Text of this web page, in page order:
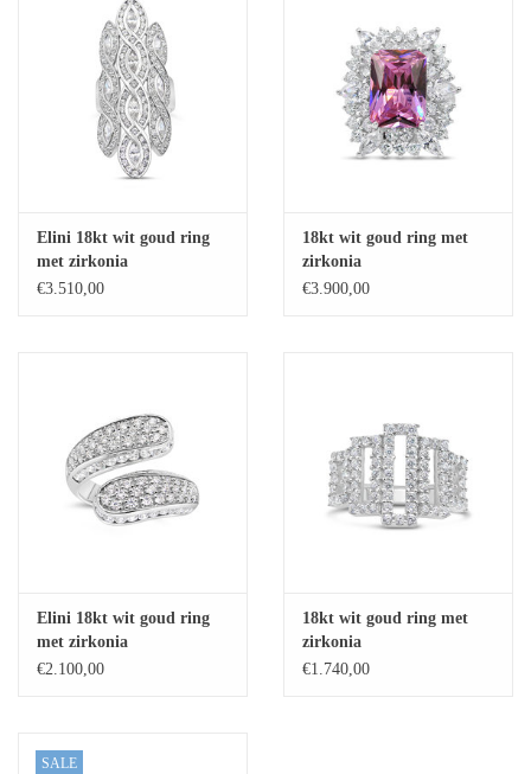
Elini 18kt wit goud ring
met zirkonia
€3.510,00
18kt wit goud ring met
zirkonia
€3.900,00
Elini 18kt wit goud ring
met zirkonia
€2.100,00
18kt wit goud ring met
zirkonia
€1.740,00
SALE